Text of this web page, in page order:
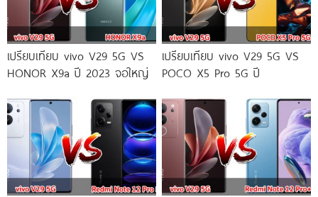
เปรียบเทียบ vivo V29 5G VS
HONOR X9a ปี 2023 จอใหญ่
เปรียบเทียบ vivo V29 5G VS
POCO X5 Pro 5G ปี